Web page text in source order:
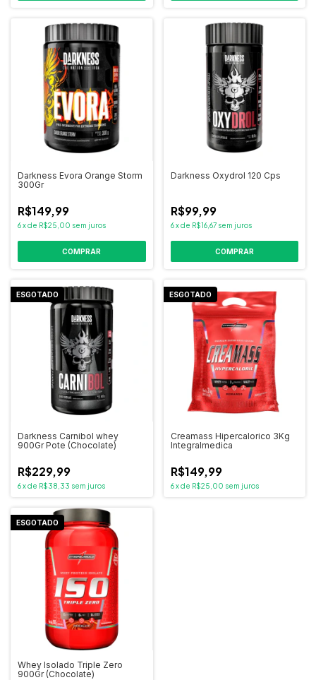
Darkness Evora Orange Storm
300Gr
R$149,99
6xde R$25,00 sem juros
COMPRAR
Darkness Oxydrol 120 Cps
R$99,99
6 xde R$16,67 sem juros
ESGOTADO
Darkness Carnibol whey
900Gr Pote (Chocolate)
R$229,99
6xde R$38,33 sem juros
ESGOTADO
Creamass Hipercalorico 3Kg
Integralmedica
R$149,99
6 xde R$25,00 sem juros
ESGOTADO
Whey Isolado Triple Zero
900Gr (Chocolate)